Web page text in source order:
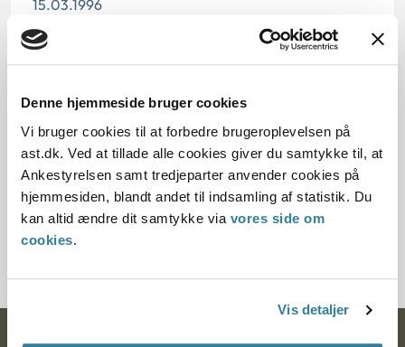
Denne hjemmeside bruger cookies
Vi bruger cookies til at forbedre brugeroplevelsen på
ast.dk. Ved at tillade alle cookies giver du samtykke til, at
Ankestyrelsen samt tredjeparter anvender cookies på
hjemmesiden, blandt andet til indsamling af statistik. Du
kan altid ændre dit samtykke via vores side om
cookies.
Vis detaljer
15.03.1996
Offentliggørelsesdato
Paragraf
§ 11 § 43 § 91
Journalnummer
20685-94